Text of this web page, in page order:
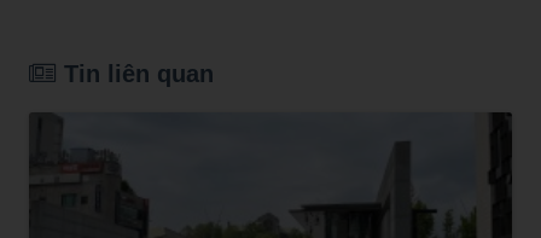
Tin liên quan